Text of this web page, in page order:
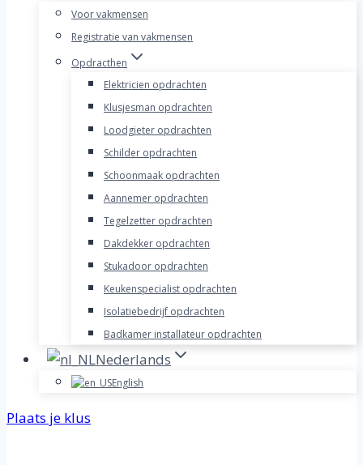
Voor vakmensen
Registratie van vakmensen
Opdracthen
Elektricien opdrachten
Klusjesman opdrachten
Loodgieter opdrachten
Schilder opdrachten
Schoonmaak opdrachten
Aannemer opdrachten
Tegelzetter opdrachten
Dakdekker opdrachten
Stukadoor opdrachten
Keukenspecialist opdrachten
Isolatiebedrijf opdrachten
Badkamer installateur opdrachten
Nederlands
English
Plaats je klus